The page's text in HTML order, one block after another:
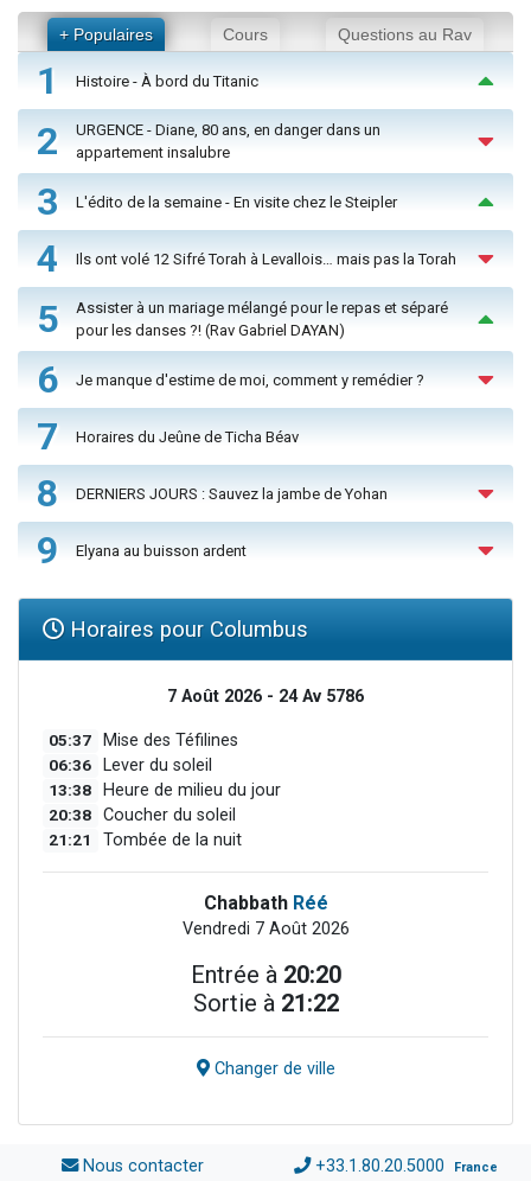
+ Populaires Cours Questions au Rav
1 Histoire - À bord du Titanic
2
URGENCE - Diane, 80 ans, en danger dans un
appartement insalubre
3 L'édito de la semaine - En visite chez le Steipler
4 Ils ont volé 12 Sifré Torah à Levallois… mais pas la Torah
5
Assister à un mariage mélangé pour le repas et séparé
pour les danses ?! (Rav Gabriel DAYAN)
6 Je manque d'estime de moi, comment y remédier ?
7 Horaires du Jeûne de Ticha Béav
8 DERNIERS JOURS : Sauvez la jambe de Yohan
9 Elyana au buisson ardent
Horaires pour Columbus
7 Août 2026 - 24 Av 5786
05:37 Mise des Téfilines
06:36 Lever du soleil
13:38 Heure de milieu du jour
20:38 Coucher du soleil
21:21 Tombée de la nuit
Chabbath Réé
Vendredi 7 Août 2026
Entrée à 20:20
Sortie à 21:22
Changer de ville
Nous contacter +33.1.80.20.5000 France